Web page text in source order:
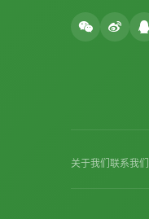
关于我们联系我们